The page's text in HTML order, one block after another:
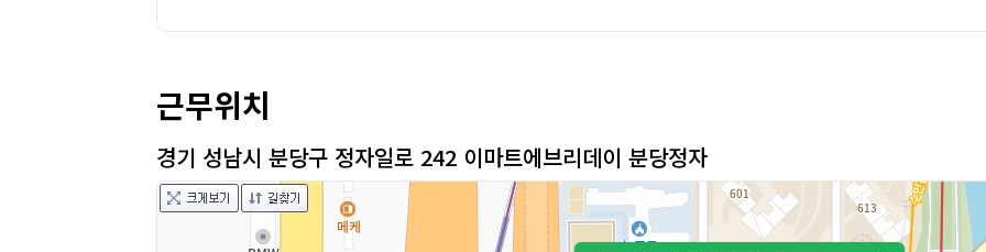
근무위치
경기 성남시 분당구 정자일로 242 이마트에브리데이 분당정자